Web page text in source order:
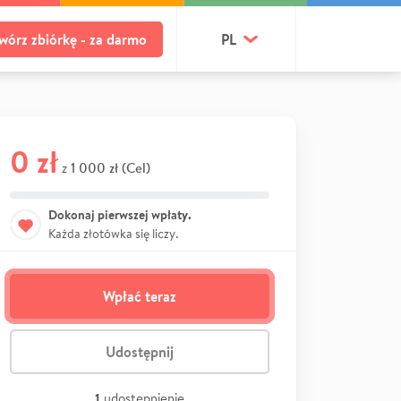
zbiórkę - za darmo PL
0 zł z 1 000 zł (Cel)
Dokonaj pierwszej wpłaty.
Każda złotówka się liczy.
Wpłać teraz
Udostępnij